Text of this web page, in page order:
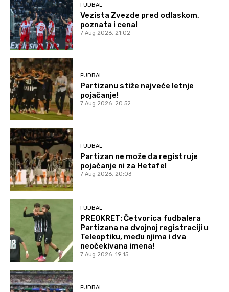
FUDBAL
Vezista Zvezde pred odlaskom,
poznata i cena!
7 Aug 2026. 21:02
FUDBAL
Partizanu stiže najveće letnje
pojačanje!
7 Aug 2026. 20:52
FUDBAL
Partizan ne može da registruje
pojačanje ni za Hetafe!
7 Aug 2026. 20:03
FUDBAL
PREOKRET: Četvorica fudbalera
Partizana na dvojnoj registraciji u
Teleoptiku, među njima i dva
neočekivana imena!
7 Aug 2026. 19:15
FUDBAL